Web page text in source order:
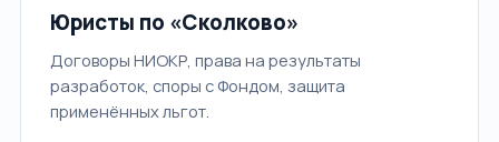
Юристы по «Сколково»
Договоры НИОКР, права на результаты
разработок, споры с Фондом, защита
применённых льгот.